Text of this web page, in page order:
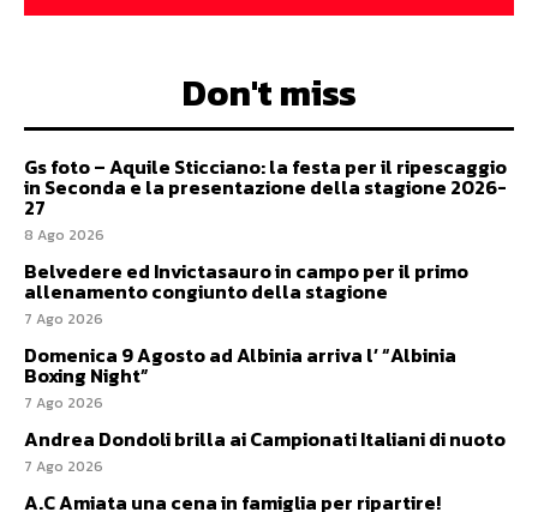
Don't miss
Gs foto – Aquile Sticciano: la festa per il ripescaggio
in Seconda e la presentazione della stagione 2026-
27
8 Ago 2026
Belvedere ed Invictasauro in campo per il primo
allenamento congiunto della stagione
7 Ago 2026
Domenica 9 Agosto ad Albinia arriva l’ “Albinia
Boxing Night”
7 Ago 2026
Andrea Dondoli brilla ai Campionati Italiani di nuoto
7 Ago 2026
A.C Amiata una cena in famiglia per ripartire!